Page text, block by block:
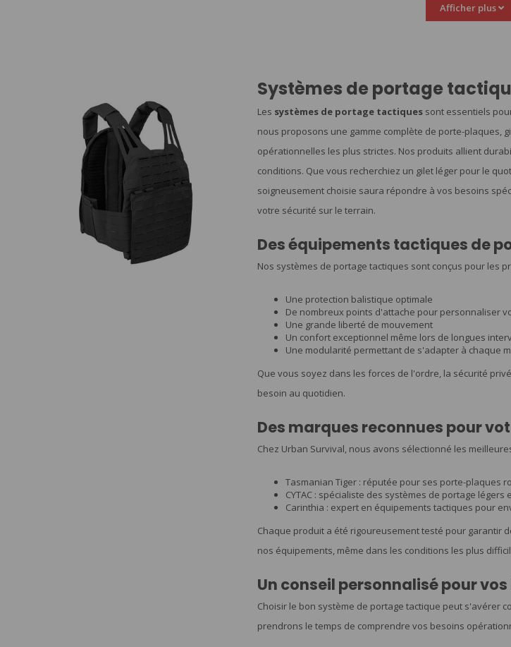
Afficher plus
Systèmes de portage
Les systèmes de portage tactiquessont essentiels
nous proposons une gamme complète de porte-plaques,
opérationnelles les plus strictes. Nos produits allient
conditions. Que vous recherchiez un gilet léger pour le
soigneusement choisie saura répondre à vos besoins
votre sécurité sur le terrain.
Des équipements tactiques de
Nos systèmes de portage tactiques sont conçus pour les
Une protection balistique optimale
De nombreux points d'attache pour personnaliser
Une grande liberté de mouvement
Un confort exceptionnel même lors de longues
Une modularité permettant de s'adapter à chaque
Que vous soyez dans les forces de l'ordre, la sécurité
besoin au quotidien.
Des marques reconnues pour
Chez Urban Survival, nous avons sélectionné les
Tasmanian Tiger : réputée pour ses porte-plaques
CYTAC : spécialiste des systèmes de portage légers
Carinthia : expert en équipements tactiques pour
Chaque produit a été rigoureusement testé pour garantir
nos équipements, même dans les conditions les plus
Un conseil personnalisé pour
Choisir le bon système de portage tactique peut s'avérer
prendrons le temps de comprendre vos besoins